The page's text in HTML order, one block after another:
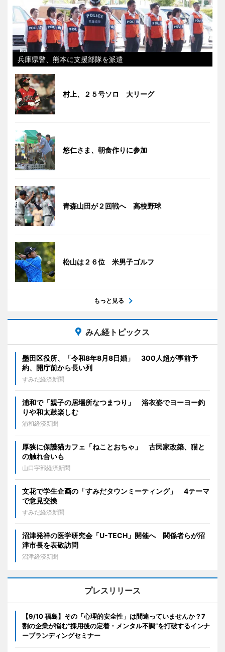
兵庫県警、熊本に支援部隊を派遣
村上、２５号ソロ 大リーグ
悠仁さま、朝食作りに参加
青森山田が２回戦へ 高校野球
松山は２６位 米男子ゴルフ
もっと見る
みん経トピックス
墨田区役所、「令和8年8月8日婚」 300人超が事前予
約、開庁前から長い列
すみだ経済新聞
浦和で「親子の居場所なつまつり」 浴衣姿でヨーヨー釣
りや和太鼓楽しむ
浦和経済新聞
厚狭に保護猫カフェ「ねことおちゃ」 古民家改築、猫と
の触れ合いも
山口宇部経済新聞
文花で学生企画の「すみだタウンミーティング」 4テーマ
で意見交換
すみだ経済新聞
沼津発祥の医学研究会「U-TECH」開催へ 関係者らが沼
津市長を表敬訪問
沼津経済新聞
プレスリリース
【9/10 福島】その「心理的安全性」は間違っていませんか？7
割の企業が悩む“採用後の定着・メンタル不調”を打破するインナ
ーブランディングセミナー